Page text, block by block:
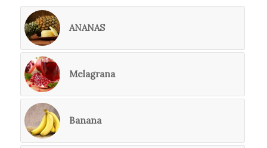
ANANAS
Melagrana
Banana